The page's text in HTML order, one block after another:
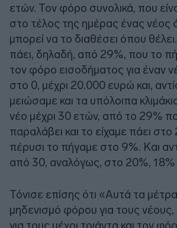
ετών. Τον φόρο συνολικά, που
στο τέλος της ημέρας ένας
μπορεί να το διαθέσει όπου
πάει, δηλαδή, από 29%, που το
τον φόρο εισοδήματος για έναν
στο 0, μέχρι 20.000 ευρώ και,
μειώσαμε και τα υπόλοιπα
νέο μέχρι 30 ετών, από το 29%
παραλάβει και το είχαμε πάει στο
πέρυσι το πήγαμε στο 9%. Και
από 30, αναλόγως, στο 20%, 18%
Τόνισε επίσης ότι «Αυτά τα
μηδενισμό φόρου για τους
για τους μέχρι τριάντα και τον